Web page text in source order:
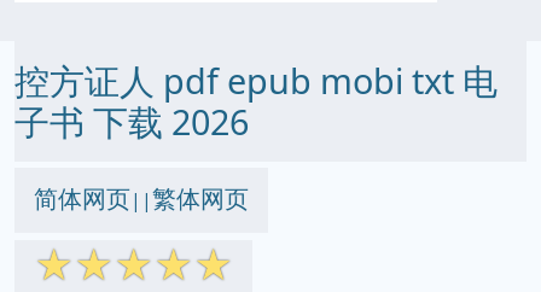
控方证人 pdf epub mobi txt 电
子书 下载 2026
简体网页||繁体网页
☆☆☆☆☆